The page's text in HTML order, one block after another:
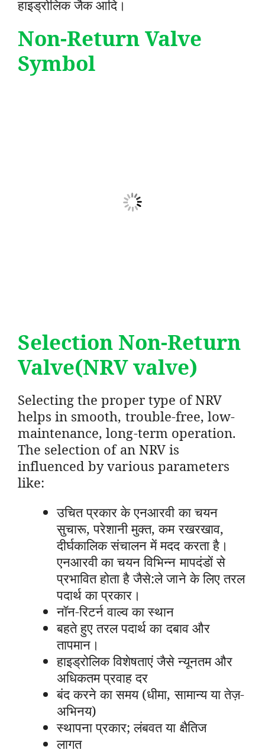
हाइड्रोलिक जैक आदि।
Non-Return Valve
Symbol
Selection Non-Return
Valve(NRV valve)
Selecting the proper type of NRV
helps in smooth, trouble-free, low-
maintenance, long-term operation.
The selection of an NRV is
influenced by various parameters
like:
उचित प्रकार के एनआरवी का चयन
सुचारू, परेशानी मुक्त, कम रखरखाव,
दीर्घकालिक संचालन में मदद करता है।
एनआरवी का चयन विभिन्न मापदंडों से
प्रभावित होता है जैसे:ले जाने के लिए तरल
पदार्थ का प्रकार।
नॉन-रिटर्न वाल्व का स्थान
बहते हुए तरल पदार्थ का दबाव और
तापमान।
हाइड्रोलिक विशेषताएं जैसे न्यूनतम और
अधिकतम प्रवाह दर
बंद करने का समय (धीमा, सामान्य या तेज़-
अभिनय)
स्थापना प्रकार; लंबवत या क्षैतिज
लागत